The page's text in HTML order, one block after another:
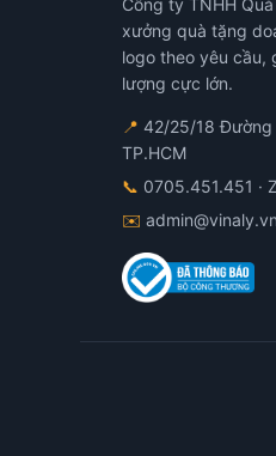
xưởng quà tặng
logo theo yêu cầu,
lượng cực lớn.
📍 42/25/18 Đường
TP.HCM
📞 0705.451.451 ·
✉️ admin@vinaly.vn